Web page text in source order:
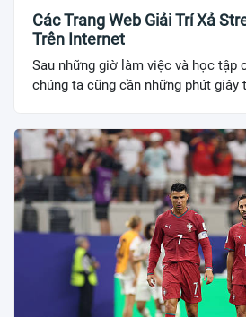
Các Trang Web Giải Trí Xả
Trên Internet
Sau những giờ làm việc và học tập
chúng ta cũng cần những phút giây